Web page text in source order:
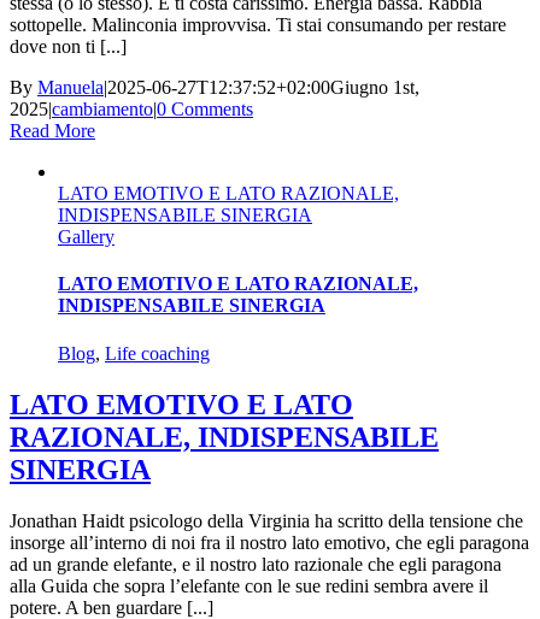
sottopelle. Malinconia improvvisa. Ti stai consumando per restare
dove non ti [...]
By Manuela|2025-06-27T12:37:52+02:00Giugno 1st,
2025|cambiamento|0 Comments
Read More
LATO EMOTIVO E LATO RAZIONALE,
INDISPENSABILE SINERGIA
Gallery
LATO EMOTIVO E LATO RAZIONALE,
INDISPENSABILE SINERGIA
Blog, Life coaching
LATO EMOTIVO E LATO
RAZIONALE, INDISPENSABILE
SINERGIA
Jonathan Haidt psicologo della Virginia ha scritto della tensione che
insorge all’interno di noi fra il nostro lato emotivo, che egli paragona
ad un grande elefante, e il nostro lato razionale che egli paragona
alla Guida che sopra l’elefante con le sue redini sembra avere il
potere. A ben guardare [...]